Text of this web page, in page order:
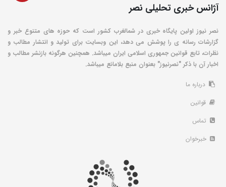
آژانس خبری تحلیلی نصر
نصر نیوز اولین پایگاه خبری در شمالغرب کشور است که حوزه های متنوع خبر و
گزارشات رسانه ی را پوشش می دهد، این وبسایت برای تولید و انتشار مطالب و
نظرات، تابع قوانین جمهوری اسلامی ایران میباشد. همچنین هرگونه بازنشر مطالب و
اخبار آن با ذکر "نصرنیوز" بعنوان منبع بلامانع میباشد.
درباره ما
قوانین
تماس
خبرخوان